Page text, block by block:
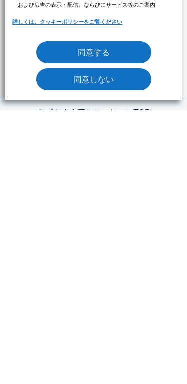
6つの魅力
ステーション情報
みずたま介護ステーションTOP
および広告の表示・配信、ならびにサービス等のご案内
詳しくは、クッキーポリシーをご覧ください
同意する
同意しない